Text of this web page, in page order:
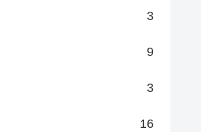
3
9
3
16